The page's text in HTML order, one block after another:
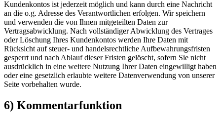
Kundenkontos ist jederzeit möglich und kann durch eine Nachricht
an die o.g. Adresse des Verantwortlichen erfolgen. Wir speichern
und verwenden die von Ihnen mitgeteilten Daten zur
Vertragsabwicklung. Nach vollständiger Abwicklung des Vertrages
oder Löschung Ihres Kundenkontos werden Ihre Daten mit
Rücksicht auf steuer- und handelsrechtliche Aufbewahrungsfristen
gesperrt und nach Ablauf dieser Fristen gelöscht, sofern Sie nicht
ausdrücklich in eine weitere Nutzung Ihrer Daten eingewilligt haben
oder eine gesetzlich erlaubte weitere Datenverwendung von unserer
Seite vorbehalten wurde.
6) Kommentarfunktion